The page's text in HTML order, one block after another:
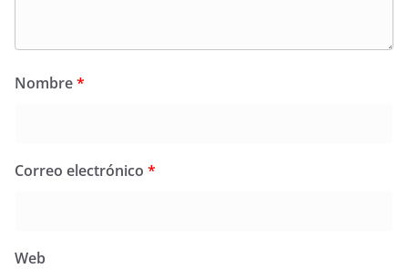
Nombre*
Correo electrónico *
Web